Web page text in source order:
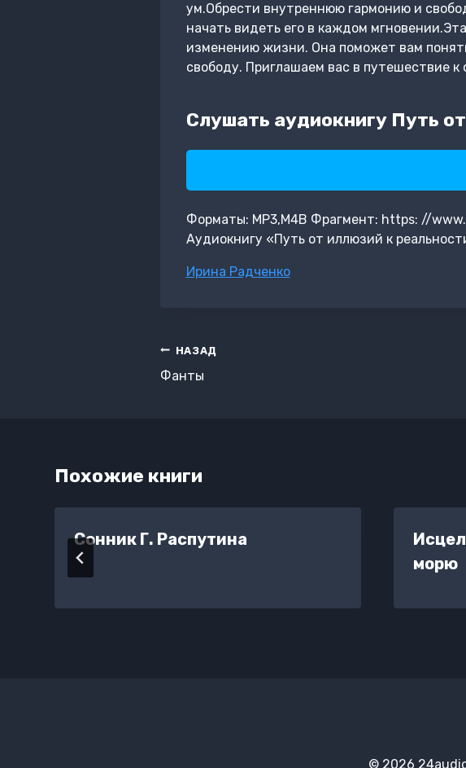
ум.Обрести внутреннюю гармонию и
начать видеть его в каждом
изменению жизни. Она поможет вам
свободу. Приглашаем вас в путешествие к
Слушать аудиокнигу Путь
Форматы: MP3,M4B Фрагмент: https: //
Аудиокнигу «Путь от иллюзий к
Метки
Ирина Радченко
Навигация
по
НАЗАД
Фанты
Похожие книги
Сонник Г. Распутина
морю
© 2026